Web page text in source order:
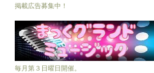
掲載広告募集中！
毎月第３日曜日開催。